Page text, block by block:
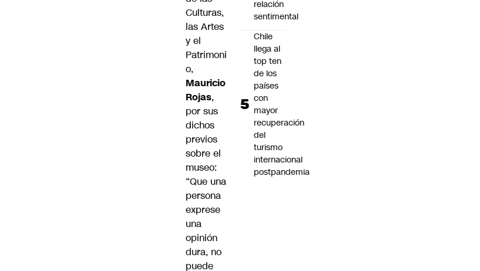
Culturas,
las Artes
y el
Patrimoni
o,
Mauricio
Rojas,
por sus
dichos
previos
sobre el
museo:
“Que una
persona
exprese
una
opinión
dura, no
puede
relación
sentimental
Chile
llega al
top ten
de los
países
con
mayor
recuperación
del
turismo
internacional
postpandemia